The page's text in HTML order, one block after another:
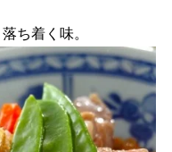
ち着く味。